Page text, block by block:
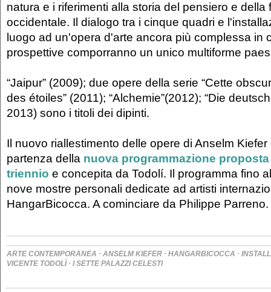
natura e i riferimenti alla storia del pensiero e della
occidentale. Il dialogo tra i cinque quadri e
luogo ad un'opera d'arte ancora più complessa in
prospettive comporranno un unico multiforme
“Jaipur” (2009); due opere della serie “Cette
des étoiles” (2011); “Alchemie”(2012); “Die
2013) sono i titoli dei dipinti.
Il nuovo riallestimento delle opere di Anselm
partenza della nuova programmazione
triennio e concepita da Todolí. Il programma fino
nove mostre personali dedicate ad artisti
HangarBicocca. A cominciare da Philippe Parreno.
ARTE CONTEMPORANEA · ANSELM KIEFER · HANGARBICOCCA ·
VICENTE TODOLÌ· I SETTE PALAZZI CELESTI